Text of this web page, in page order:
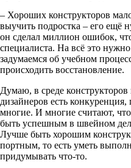
– Хороших конструкторов
выучить подростка – его ещё
он сделал миллион ошибок,
специалиста. На всё это
задумаемся об учебном
происходить восстановление.
Думаю, в среде
дизайнеров есть
многие. И многие считают,
быть успешным в швейном
Лучше быть хорошим
портным, то есть уметь
придумывать что-то.